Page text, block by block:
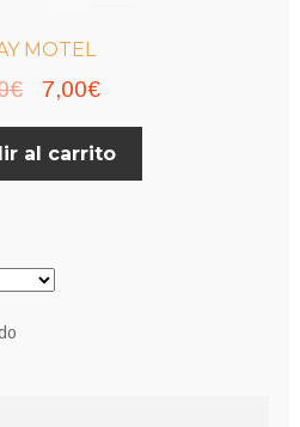
MOTEL
€
El
precio
original
7,00€El
precio
actual
al carrito